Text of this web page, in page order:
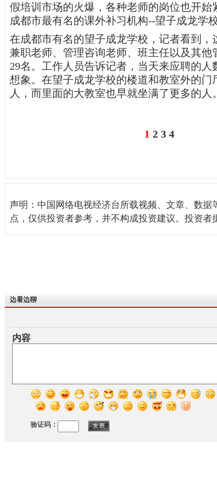
假培训市场的火爆，各种老师的岗位也开始
成都市最有名的课外补习机构--望子成龙学
在成都市有名的望子成龙学校，记者看到，
兼职老师、管理咨询老师、班主任以及其他
29名。工作人员告诉记者，当天来应聘的人
想象。在望子成龙学校的楼道和教室外的门
人，而里面的大教室也早就坐满了更多的人
1 2 3 4
声明：中国网络电视经济台所载视频、文章、数据
点，仅供投资者参考，并不构成投资建议。投资者
边看边聊
内容
验证码：